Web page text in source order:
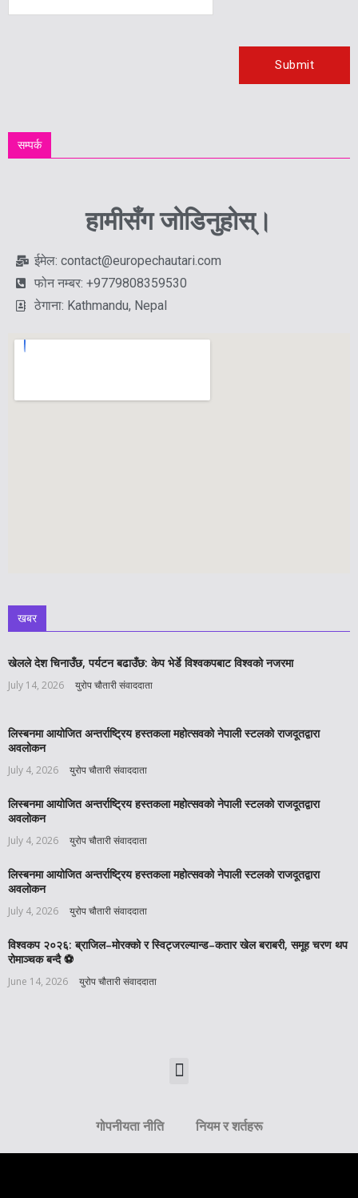
सम्पर्क
हामीसँग जोडिनुहोस्।
ईमेल: contact@europechautari.com
फोन नम्बर: +9779808359530
ठेगाना: Kathmandu, Nepal
खबर
खेलले देश चिनाउँछ, पर्यटन बढाउँछ: केप भेर्डे विश्वकपबाट विश्वको नजरमा
July 14, 2026 युरोप चौतारी संवाददाता
लिस्बनमा आयोजित अन्तर्राष्ट्रिय हस्तकला महोत्सवको नेपाली स्टलको राजदूतद्वारा
अवलोकन
July 4, 2026 युरोप चौतारी संवाददाता
लिस्बनमा आयोजित अन्तर्राष्ट्रिय हस्तकला महोत्सवको नेपाली स्टलको राजदूतद्वारा
अवलोकन
July 4, 2026 युरोप चौतारी संवाददाता
लिस्बनमा आयोजित अन्तर्राष्ट्रिय हस्तकला महोत्सवको नेपाली स्टलको राजदूतद्वारा
अवलोकन
July 4, 2026 युरोप चौतारी संवाददाता
विश्वकप २०२६: ब्राजिल–मोरक्को र स्विट्जरल्यान्ड–कतार खेल बराबरी, समूह चरण थप
रोमाञ्चक बन्दै ⚽️
June 14, 2026 युरोप चौतारी संवाददाता
गोपनीयता नीति नियम र शर्तहरू